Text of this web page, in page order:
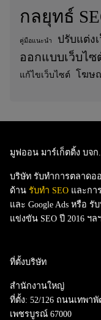
กลยุทธ์
คู่มือแนะนำ ปรับแต่ง
ออกแบบเว็บไซ
แก้ไขเว็บไซต์ โฆษ
มูฟออน มาร์เก็ตติ้ง บจก.
บริษัท รับทำการตลาดอ
ด้าน รับทำ SEO และกา
และ Google Ads หรือ รั
แข่งขัน SEO ปี 2016 ฯล
ที่ตั้งบริษัท
สำนักงานใหญ่
ที่ตั้ง: 52/126 ถนนเทพา
เพชรบูรณ์ 67000